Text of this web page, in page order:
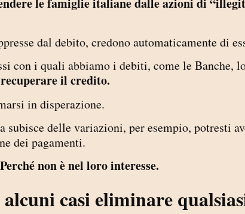
le famiglie italiane dalle azioni di
dal debito, credono automaticamente di
con i quali abbiamo i debiti, come le Banche,
il credito.
in disperazione.
subisce delle variazioni, per esempio, potresti
dei pagamenti.
non è nel loro interesse.
casi eliminare